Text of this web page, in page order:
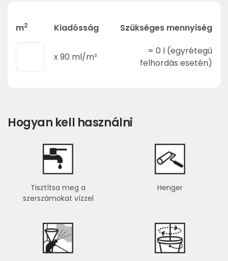
m2 Kiadósság Szükséges mennyiség
x90 ml/m²
= 0 l (egyrétegű
felhordás esetén)
Hogyan kell használni
Tisztítsa meg a
szerszámokat vízzel
Henger